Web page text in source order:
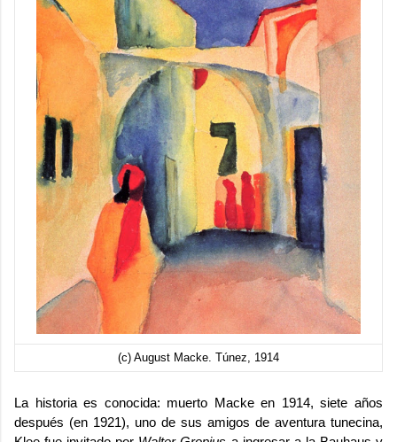
(c) August Macke. Túnez, 1914
La historia es conocida: muerto Macke en 1914, siete años
después (en 1921), uno de sus amigos de aventura tunecina,